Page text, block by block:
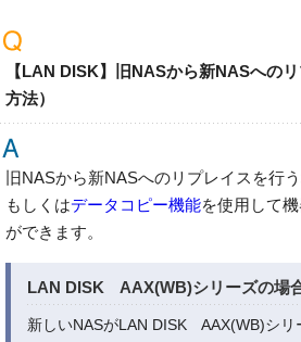
【LAN DISK】旧NASから新NASへの
方法）
旧NASから新NASへのリプレイスを行う
もしくはデータコピー機能を使用して
ができます。
LAN DISK AAX(WB)シリーズの場
新しいNASがLAN DISK AAX(WB)シリ